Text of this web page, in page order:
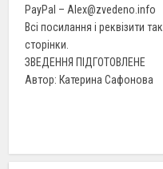
PayPal – Alex@zvedeno.info
Всі посилання і реквізити
сторінки.
ЗВЕДЕННЯ ПІДГОТОВЛЕНЕ
Автор: Катерина Сафонова